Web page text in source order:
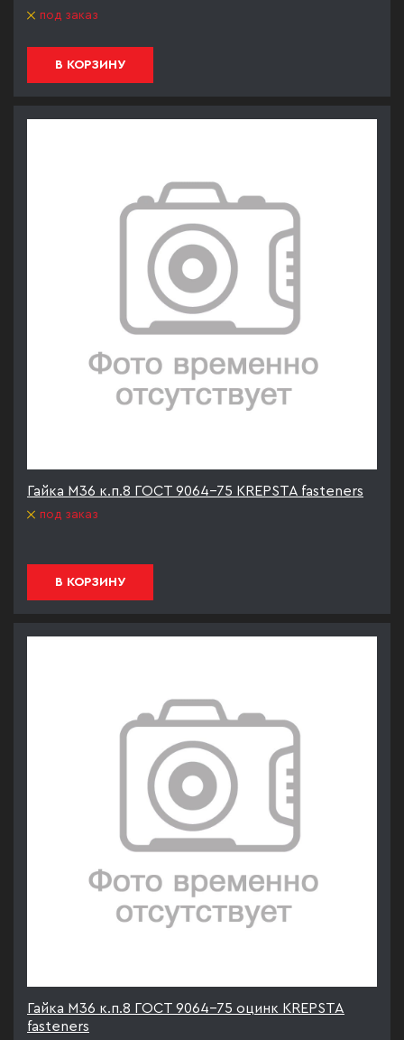
под заказ
В КОРЗИНУ
Гайка М36 к.п.8 ГОСТ 9064-75 KREPSTA fasteners
под заказ
В КОРЗИНУ
Гайка М36 к.п.8 ГОСТ 9064-75 оцинк KREPSTA
fasteners